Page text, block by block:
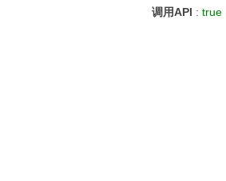
调用API : true